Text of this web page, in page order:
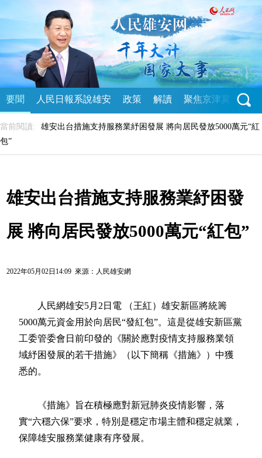
要聞 人民日報系說雄安 政策 解讀 聚焦京津冀 直
當前閱讀:
雄安出台措施支持服務業紓困發展 將向居民發放5000萬元“紅
包”
雄安出台措施支持服務業紓困發
展 將向居民發放5000萬元“紅包”
2022年05月02日14:09 來源： 人民雄安網
人民網雄安5月2日電 （王紅）雄安新區將統籌
5000萬元資金用於向居民“發紅包”。這是從雄安新區黨
工委管委會日前印發的《關於應對疫情支持服務業領
域紓困發展的若干措施》（以下簡稱《措施》）中獲
悉的。
《措施》旨在積極應對新冠肺炎疫情影響，落
實“六穩六保”要求，特別是穩定市場主體和穩定就業，
保障雄安服務業健康有序發展。